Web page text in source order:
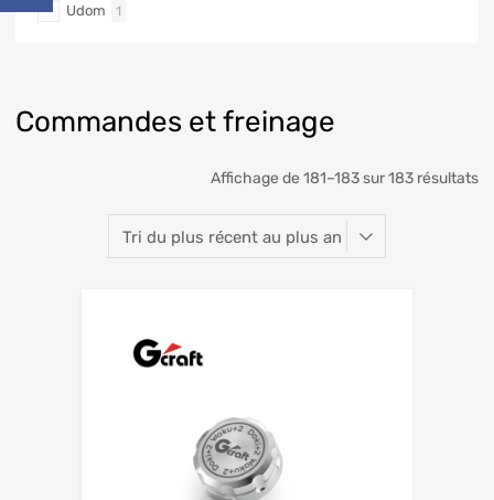
Commandes et freinage
Affichage de 181–183 sur 183 résultats
Udom 1